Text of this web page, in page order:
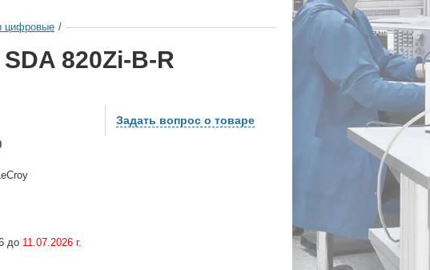
цифровые /
820Zi-B-R
до 11.07.2026 г.
Задать вопрос о товаре